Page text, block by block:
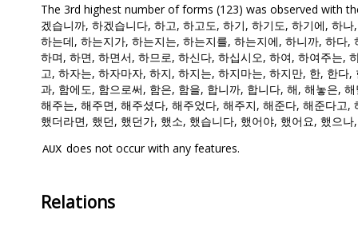
The 3rd highest number of forms (123) was observed with
겠습니까, 하겠습니다, 하고, 하고도, 하기, 하기도, 하기에, 하
하는데, 하는지가, 하는지는, 하는지를, 하는지에, 하니까, 하다
하며, 하면, 하면서, 하므로, 하신다, 하십시오, 하여, 하여주는,
고, 하자는, 하자마자, 하지, 하지는, 하지마는, 하지만, 한, 한
과, 함에도, 함으로써, 함은, 함을, 합니까, 합니다, 해, 해놓은,
해주는, 해주면, 해주셨다, 해주었다, 해주지, 해준다, 해준다고
했더라면, 했던, 했던가, 했소, 했습니다, 했어야, 했어요, 했으
AUX does not occur with any features.
Relations